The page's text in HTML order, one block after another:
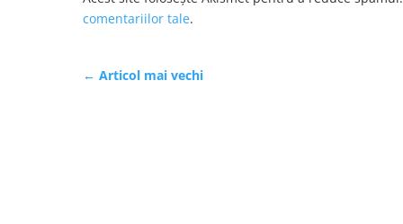
comentariilor tale.
← Articol mai vechi